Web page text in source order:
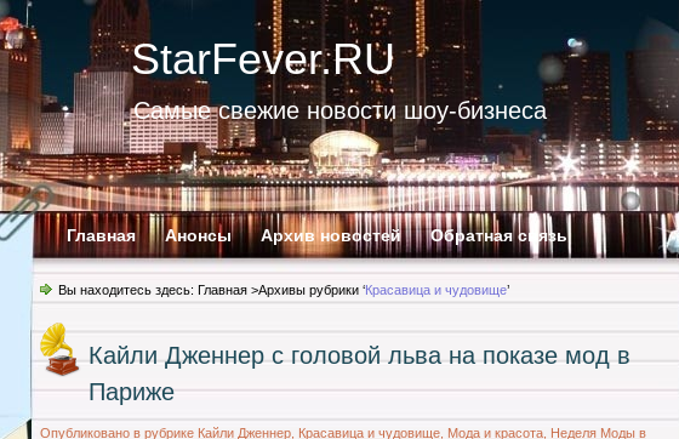
StarFever.RU
Самые свежие новости шоу-бизнеса
Главная Анонсы Архив новостей Обратная связь
Вы находитесь здесь: Главная >Архивы рубрики ‘Красавица и чудовище’
Кайли Дженнер с головой льва на показе мод в
Париже
Опубликовано в рубрике Кайли Дженнер Красавица и чудовище Мода и красота Неделя Моды в